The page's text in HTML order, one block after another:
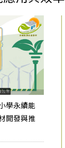
學永續能
開發與推